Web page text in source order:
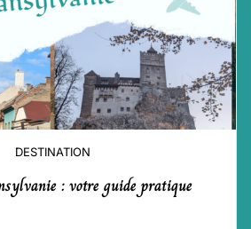
DESTINATION
: votre guide pratique